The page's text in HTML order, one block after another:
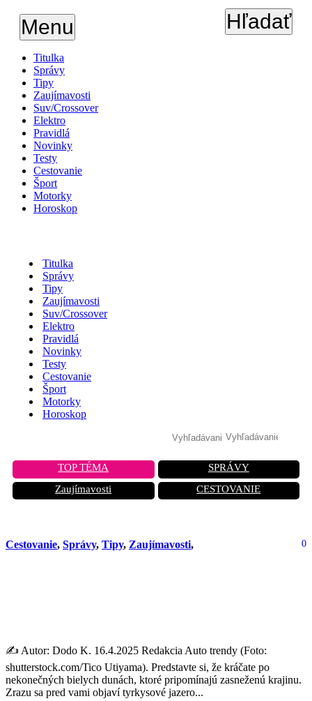
Menu Hľadať
Titulka
Správy
Tipy
Zaujímavosti
Suv/Crossover
Elektro
Pravidlá
Novinky
Testy
Cestovanie
Šport
Motorky
Horoskop
Titulka
Správy
Tipy
Zaujímavosti
Suv/Crossover
Elektro
Pravidlá
Novinky
Testy
Cestovanie
Šport
Motorky
Horoskop
TOP TÉMA
SPRÁVY
Zaujímavosti
CESTOVANIE
Cestovanie, Správy, Tipy, Zaujímavosti, 0
✍️ Autor: Dodo K. 16.4.2025 Redakcia Auto trendy (Foto:
shutterstock.com/Tico Utiyama). Predstavte si, že kráčate po
nekonečných bielych dunách, ktoré pripomínajú zasneženú krajinu.
Zrazu sa pred vami objaví tyrkysové jazero...